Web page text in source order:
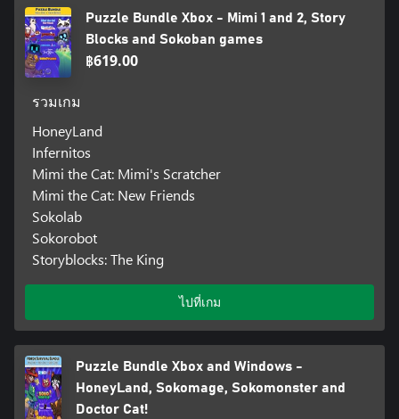
Puzzle Bundle Xbox - Mimi 1 and 2, Story
Blocks and Sokoban games
฿619.00
รวมเกม
HoneyLand
Infernitos
Mimi the Cat: Mimi's Scratcher
Mimi the Cat: New Friends
Sokolab
Sokorobot
Storyblocks: The King
ไปที่เกม
Puzzle Bundle Xbox and Windows -
HoneyLand, Sokomage, Sokomonster and
Doctor Cat!